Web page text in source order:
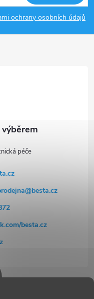
ochrany osobních údajů
besta.cz